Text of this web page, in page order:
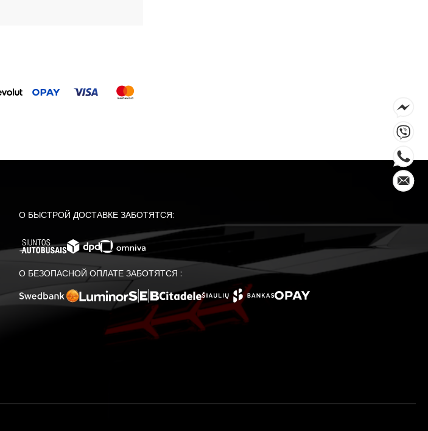
О БЫСТРОЙ ДОСТАВКЕ ЗАБОТЯТСЯ:
О БЕЗОПАСНОЙ ОПЛАТЕ ЗАБОТЯТСЯ :